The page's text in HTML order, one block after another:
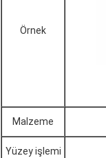
Örnek
Malzeme
Yüzey işlemi